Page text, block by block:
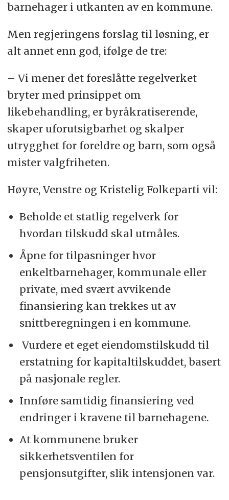
barnehager i utkanten av en kommune.
Men regjeringens forslag til løsning, er
alt annet enn god, ifølge de tre:
– Vi mener det foreslåtte regelverket
bryter med prinsippet om
likebehandling, er byråkratiserende,
skaper uforutsigbarhet og skalper
utrygghet for foreldre og barn, som også
mister valgfriheten.
Høyre, Venstre og Kristelig Folkeparti vil:
Beholde et statlig regelverk for
hvordan tilskudd skal utmåles.
Åpne for tilpasninger hvor
enkeltbarnehager, kommunale eller
private, med svært avvikende
finansiering kan trekkes ut av
snittberegningen i en kommune.
Vurdere et eget eiendomstilskudd til
erstatning for kapitaltilskuddet, basert
på nasjonale regler.
Innføre samtidig finansiering ved
endringer i kravene til barnehagene.
At kommunene bruker
sikkerhetsventilen for
pensjonsutgifter, slik intensjonen var.